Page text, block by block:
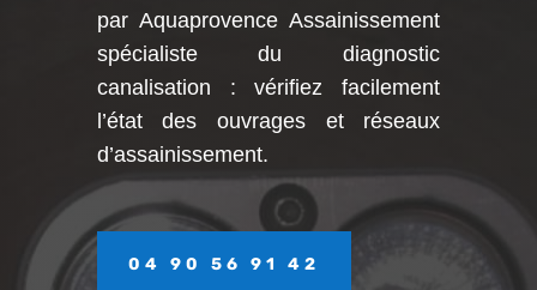
par Aquaprovence Assainissement
spécialiste du diagnostic
canalisation : vérifiez facilement
l’état des ouvrages et réseaux
d’assainissement.
04 90 56 91 42